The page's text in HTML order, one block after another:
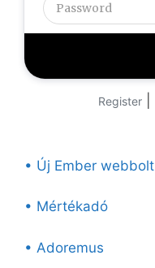
Register
• Új Ember webbolt
• Mértékadó
• Adoremus